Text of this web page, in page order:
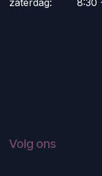
zaterdag:
​8:30
Volg ons